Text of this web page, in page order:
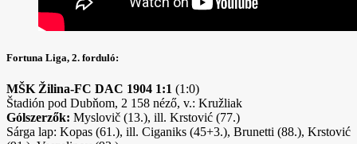
Fortuna Liga, 2. forduló:
MŠK Žilina-FC DAC 1904 1:1 (1:0)
Štadión pod Dubňom, 2 158 néző, v.: Kružliak
Gólszerzők: Myslovič (13.), ill. Krstović (77.)
Sárga lap: Kopas (61.), ill. Ciganiks (45+3.), Brunetti (88.), Krstović